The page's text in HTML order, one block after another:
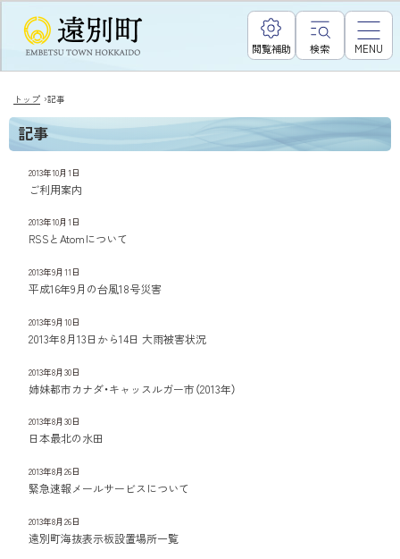
閲覧補助 検索 MENU
トップ ›記事
記事
2013年10月1日
ご利用案内
2013年10月1日
RSSとAtomについて
2013年9月11日
平成16年9月の台風18号災害
2013年9月10日
2013年8月13日から14日 大雨被害状況
2013年8月30日
姉妹都市カナダ・キャッスルガー市（2013年）
2013年8月30日
日本最北の水田
2013年8月26日
緊急速報メールサービスについて
2013年8月26日
遠別町海抜表示板設置場所一覧